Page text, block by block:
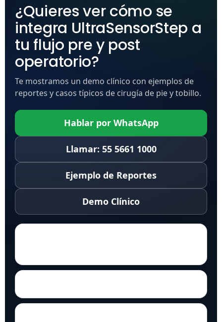
¿Quieres ver cómo se
integra UltraSensorStep a
tu flujo pre y post
operatorio?
Te mostramos un demo clínico con ejemplos de
reportes y casos típicos de cirugía de pie y tobillo.
Hablar por WhatsApp
Llamar: 55 5661 1000
Ejemplo de Reportes
Demo Clínico